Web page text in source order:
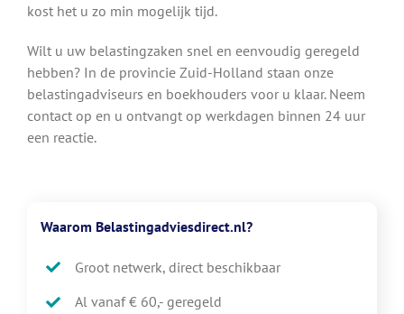
kost het u zo min mogelijk tijd.
Wilt u uw belastingzaken snel en eenvoudig geregeld
hebben? In de provincie Zuid-Holland staan onze
belastingadviseurs en boekhouders voor u klaar. Neem
contact op en u ontvangt op werkdagen binnen 24 uur
een reactie.
Waarom Belastingadviesdirect.nl?
Groot netwerk, direct beschikbaar
Al vanaf € 60,- geregeld